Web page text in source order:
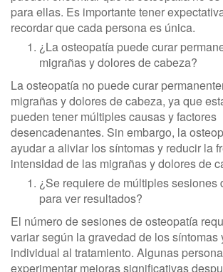
para ellas. Es importante tener
recordar que cada persona es única.
¿La osteopatía puede curar
migrañas y dolores de cabeza?
La osteopatía no puede curar
migrañas y dolores de cabeza, ya que
pueden tener múltiples causas y factores
desencadenantes. Sin embargo, la
ayudar a aliviar los síntomas y reducir la
intensidad de las migrañas y dolores de
¿Se requiere de múltiples sesiones
para ver resultados?
El número de sesiones de osteopatía
variar según la gravedad de los síntomas
individual al tratamiento. Algunas
experimentar mejoras significativas